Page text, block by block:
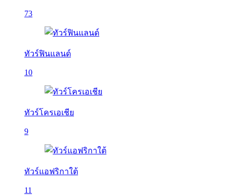
73
ทัวร์ฟินแลนด์
10
ทัวร์โครเอเชีย
9
ทัวร์แอฟริกาใต้
11